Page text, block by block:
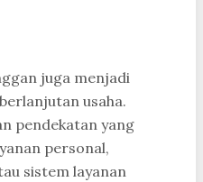
juga menjadi
usaha.
pendekatan yang
personal,
sistem layanan